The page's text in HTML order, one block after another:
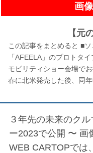
画
【元
この記事をまとめると ■
「AFEELA」のプロトタ
モビリティショー会場で
春に北米発売した後、同年
３年先の未来のク
ー2023で公開 〜 画
WEB CARTOPでは